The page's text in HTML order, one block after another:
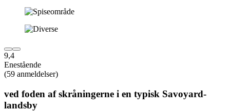
9,4
Enestående
(59 anmeldelser)
ved foden af skråningerne i en typisk Savoyard-
landsby